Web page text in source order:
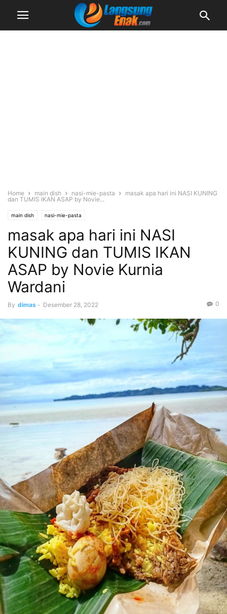
Home main dish nasi-mie-pasta
masak apa hari ini NASI KUNING
dan TUMIS IKAN ASAP by Novie...
main dish nasi-mie-pasta
masak apa hari ini NASI
KUNING dan TUMIS IKAN
ASAP by Novie Kurnia
Wardani
By dimas - Desember 28, 2022 0